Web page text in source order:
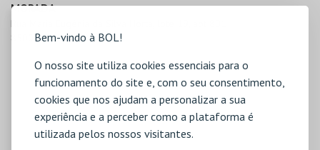
Bem-vindo à BOL!
O nosso site utiliza cookies essenciais para o
funcionamento do site e, com o seu consentimento,
cookies que nos ajudam a personalizar a sua
experiência e a perceber como a plataforma é
utilizada pelos nossos visitantes.
MORADA
Rua Maria Eugênia da Silva Horta, lote 19, apt 801
8500-833 Portimão